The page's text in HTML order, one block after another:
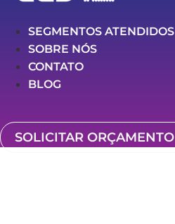
SEGMENTOS ATENDIDOS
SOBRE NÓS
CONTATO
BLOG
SOLICITAR ORÇAMENTO